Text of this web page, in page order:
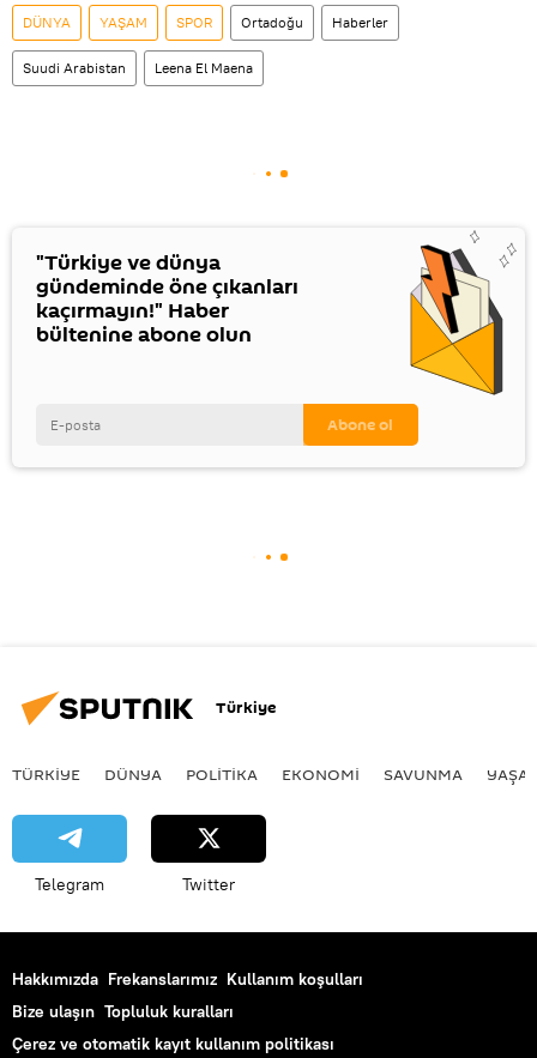
DÜNYA YAŞAM SPOR Ortadoğu Haberler
Suudi Arabistan Leena El Maena
"Türkiye ve dünya
gündeminde öne çıkanları
kaçırmayın!" Haber
bültenine abone olun
Türkiye
TÜRKIYE DÜNYA POLİTİKA EKONOMİ SAVUNMA
Telegram Twitter
Hakkımızda Frekanslarımız Kullanım koşulları
Bize ulaşın Topluluk kuralları
Çerez ve otomatik kayıt kullanım politikası